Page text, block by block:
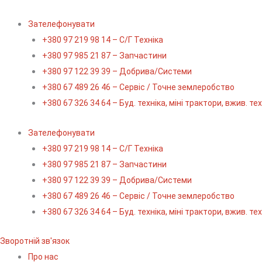
Зателефонувати
+380 97 219 98 14 – С/Г Техніка
+380 97 985 21 87 – Запчастини
+380 97 122 39 39 – Добрива/Cистеми
+380 67 489 26 46 – Сервіс / Точне землеробство
+380 67 326 34 64 – Буд. техніка, міні трактори, вжив.
Зателефонувати
+380 97 219 98 14 – С/Г Техніка
+380 97 985 21 87 – Запчастини
+380 97 122 39 39 – Добрива/Cистеми
+380 67 489 26 46 – Сервіс / Точне землеробство
+380 67 326 34 64 – Буд. техніка, міні трактори, вжив.
Зворотній зв'язок
Про нас